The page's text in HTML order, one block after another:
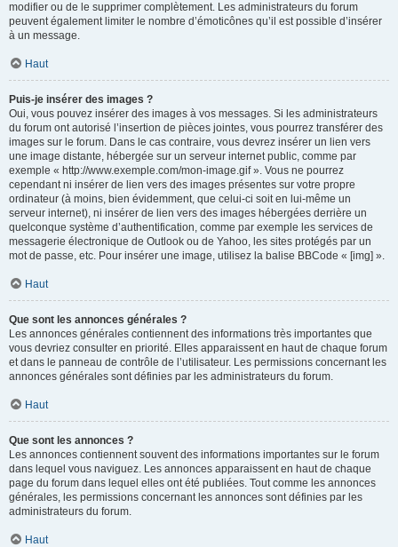
modifier ou de le supprimer complètement. Les administrateurs du forum
peuvent également limiter le nombre d’émoticônes qu’il est possible d’insérer
à un message.
Haut
Puis-je insérer des images ?
Oui, vous pouvez insérer des images à vos messages. Si les administrateurs
du forum ont autorisé l’insertion de pièces jointes, vous pourrez transférer des
images sur le forum. Dans le cas contraire, vous devrez insérer un lien vers
une image distante, hébergée sur un serveur internet public, comme par
exemple « http://www.exemple.com/mon-image.gif ». Vous ne pourrez
cependant ni insérer de lien vers des images présentes sur votre propre
ordinateur (à moins, bien évidemment, que celui-ci soit en lui-même un
serveur internet), ni insérer de lien vers des images hébergées derrière un
quelconque système d’authentification, comme par exemple les services de
messagerie électronique de Outlook ou de Yahoo, les sites protégés par un
mot de passe, etc. Pour insérer une image, utilisez la balise BBCode « [img] ».
Haut
Que sont les annonces générales ?
Les annonces générales contiennent des informations très importantes que
vous devriez consulter en priorité. Elles apparaissent en haut de chaque forum
et dans le panneau de contrôle de l’utilisateur. Les permissions concernant les
annonces générales sont définies par les administrateurs du forum.
Haut
Que sont les annonces ?
Les annonces contiennent souvent des informations importantes sur le forum
dans lequel vous naviguez. Les annonces apparaissent en haut de chaque
page du forum dans lequel elles ont été publiées. Tout comme les annonces
générales, les permissions concernant les annonces sont définies par les
administrateurs du forum.
Haut